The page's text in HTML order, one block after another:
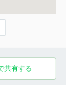
共有する